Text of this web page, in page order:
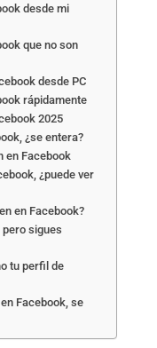
desde mi
que no son
desde PC
rápidamente
2025
¿se entera?
en Facebook
¿puede ver
en Facebook?
pero sigues
tu perfil de
Facebook, se